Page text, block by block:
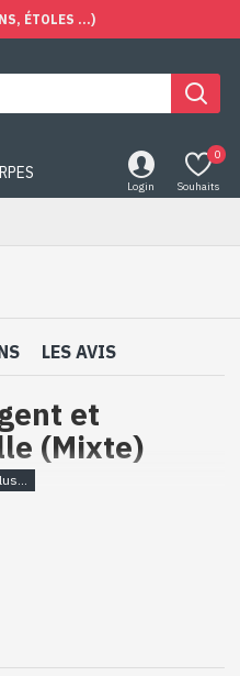
ÉTOLES ...)
Login Souhaits
0
LES AVIS
et
(Mixte)
- Bague